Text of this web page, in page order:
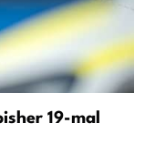
19-mal